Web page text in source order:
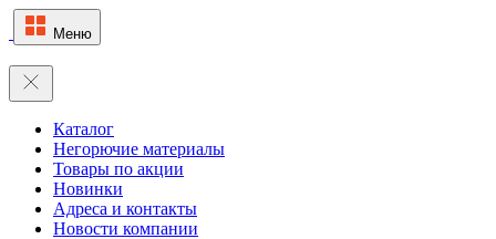
Меню
Каталог
Негорючие материалы
Товары по акции
Новинки
Адреса и контакты
Новости компании